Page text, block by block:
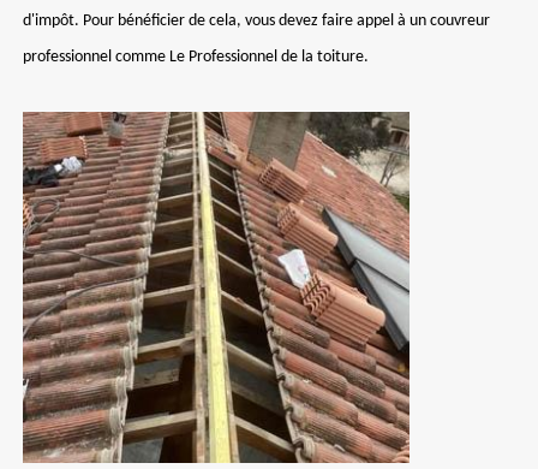
d'impôt. Pour bénéficier de cela, vous devez faire appel à un couvreur
professionnel comme Le Professionnel de la toiture.